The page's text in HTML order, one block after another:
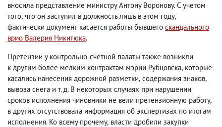
вносила представление министру Антону Воронову. С учетом
того, что он заступил в должность лишь в этом году,
фактически документ касается работы бывшего скандального
врио Валерия Никитюка.
Претензии у контрольно-счетной палаты также возникли
к другим более мелким контрактам мэрии Рубцовска, которые
касались нанесения дорожной разметки, содержания знаков,
вывоза снега и т. д. В некоторых случаях при нарушении
сроков исполнения чиновники не вели претензионную работу,
в других отсутствовала информация об экспертизах по итогам
исполнения. Ко всему прочему, власти дробили закупки